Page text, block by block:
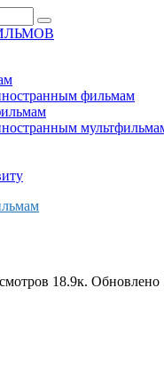
фильмам
18.9к. Обновлено